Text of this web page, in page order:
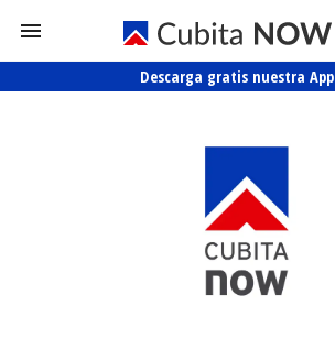
Descarga gratis nuestra App